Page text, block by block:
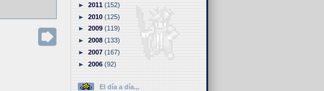
►2011(152)
►2010(125)
►2009(119)
►2008(133)
►2007(167)
►2006(92)
El día a día...